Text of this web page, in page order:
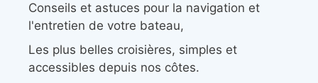
Conseils et astuces pour la navigation et
l'entretien de votre bateau,
Les plus belles croisières, simples et
accessibles depuis nos côtes.